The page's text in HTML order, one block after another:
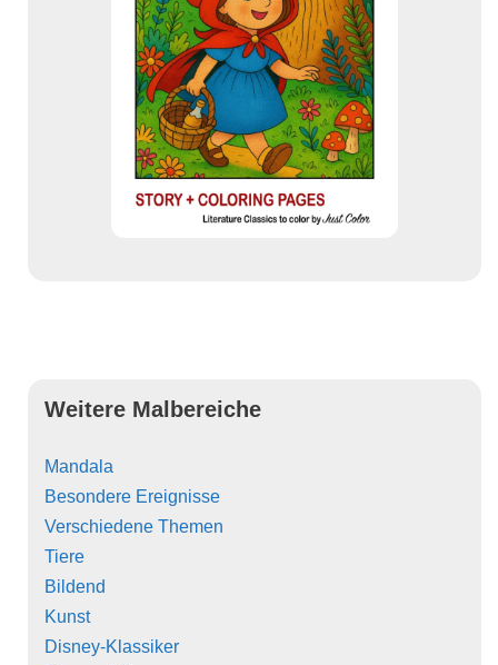
Weitere Malbereiche
Mandala
Besondere Ereignisse
Verschiedene Themen
Tiere
Bildend
Kunst
Disney-Klassiker